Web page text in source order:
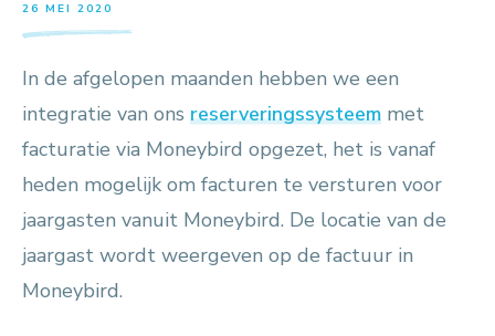
26 MEI 2020
In de afgelopen maanden hebben we een
integratie van ons reserveringssysteem met
facturatie via Moneybird opgezet, het is vanaf
heden mogelijk om facturen te versturen voor
jaargasten vanuit Moneybird. De locatie van de
jaargast wordt weergeven op de factuur in
Moneybird.